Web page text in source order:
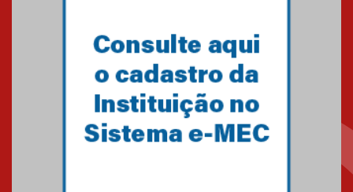
Primeiro culto do ano ressalta o
27.02.2026